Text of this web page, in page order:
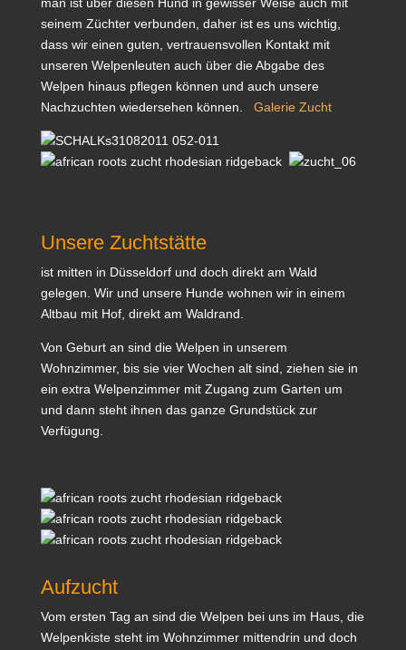
seinem Züchter verbunden, daher ist es uns wichtig,
dass wir einen guten, vertrauensvollen Kontakt mit
unseren Welpenleuten auch über die Abgabe des
Welpen hinaus pflegen können und auch unsere
Nachzuchten wiedersehen können. Galerie Zucht
Unsere Zuchtstätte
ist mitten in Düsseldorf und doch direkt am Wald
gelegen. Wir und unsere Hunde wohnen wir in einem
Altbau mit Hof, direkt am Waldrand.
Von Geburt an sind die Welpen in unserem
Wohnzimmer, bis sie vier Wochen alt sind, ziehen sie in
ein extra Welpenzimmer mit Zugang zum Garten um
und dann steht ihnen das ganze Grundstück zur
Verfügung.
Aufzucht
Vom ersten Tag an sind die Welpen bei uns im Haus, die
Welpenkiste steht im Wohnzimmer mittendrin und doch